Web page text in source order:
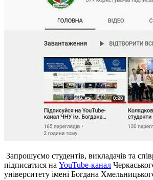
Запрошуємо студентів, викладачів та
підписатися на YouTube-канал
університету імені Богдана